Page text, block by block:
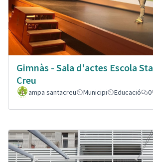
Gimnàs - Sala d'actes Escola Sta
Creu
ampa santacreu Municipi Educació 0